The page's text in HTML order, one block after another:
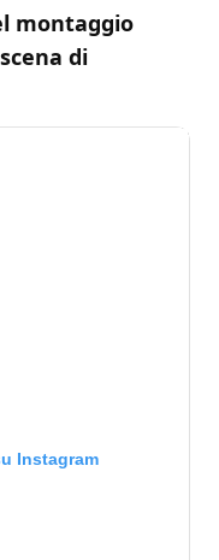
montaggio
di
Instagram